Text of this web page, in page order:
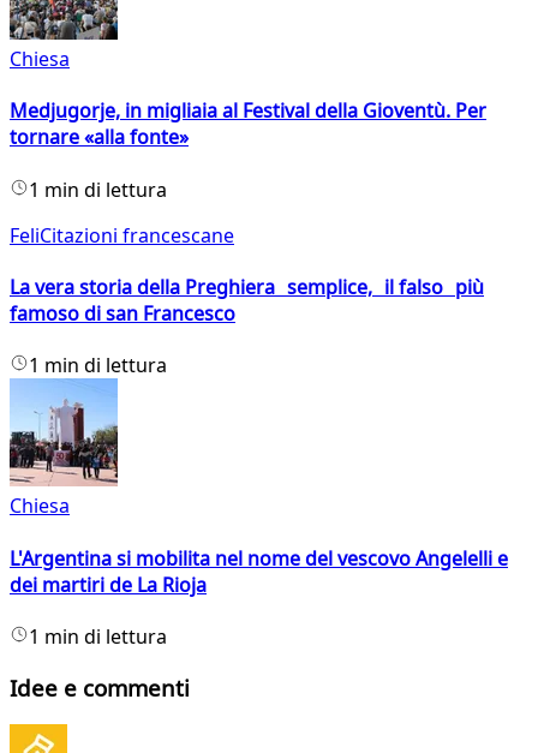
Chiesa
Medjugorje, in migliaia al Festival della Gioventù. Per
tornare «alla fonte»
1 min di lettura
FeliCitazioni francescane
La vera storia della Preghiera semplice, il falso più
famoso di san Francesco
1 min di lettura
Chiesa
L'Argentina si mobilita nel nome del vescovo Angelelli e
dei martiri de La Rioja
1 min di lettura
Idee e commenti